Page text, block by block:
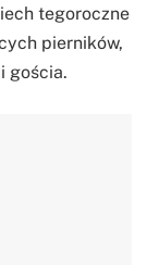
tegoroczne
pierników,
gościa.